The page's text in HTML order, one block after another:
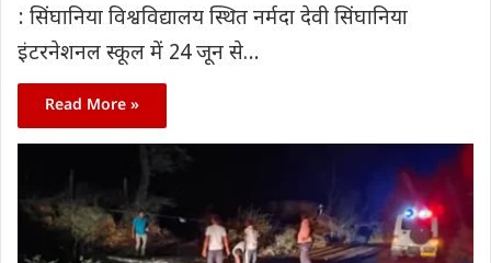
: सिंघानिया विश्वविद्यालय स्थित नर्मदा देवी सिंघानिया
इंटरनेशनल स्कूल में 24 जून से…
Read More »